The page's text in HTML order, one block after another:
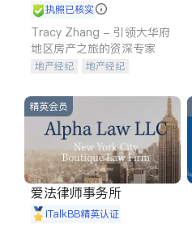
执照已核实
Tracy Zhang - 引领大华府
地区房产之旅的资深专家
地产经纪
地产经纪
商铺租售
精英会员
爱法律师事务所
iTalkBB精英认证